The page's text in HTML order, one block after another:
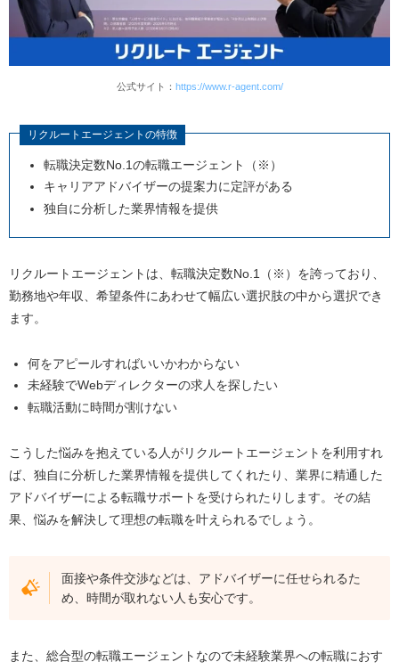
公式サイト： https://www.r-agent.com/
リクルートエージェントの特徴
転職決定数No.1の転職エージェント（※）
キャリアアドバイザーの提案力に定評がある
独自に分析した業界情報を提供
リクルートエージェントは、転職決定数No.1（※）を誇っており、
勤務地や年収、希望条件にあわせて幅広い選択肢の中から選択でき
ます。
何をアピールすればいいかわからない
未経験でWebディレクターの求人を探したい
転職活動に時間が割けない
こうした悩みを抱えている人がリクルートエージェントを利用すれ
ば、独自に分析した業界情報を提供してくれたり、業界に精通した
アドバイザーによる転職サポートを受けられたりします。その結
果、悩みを解決して理想の転職を叶えられるでしょう。
面接や条件交渉などは、アドバイザーに任せられるた
め、時間が取れない人も安心です。
また、総合型の転職エージェントなので未経験業界への転職におす